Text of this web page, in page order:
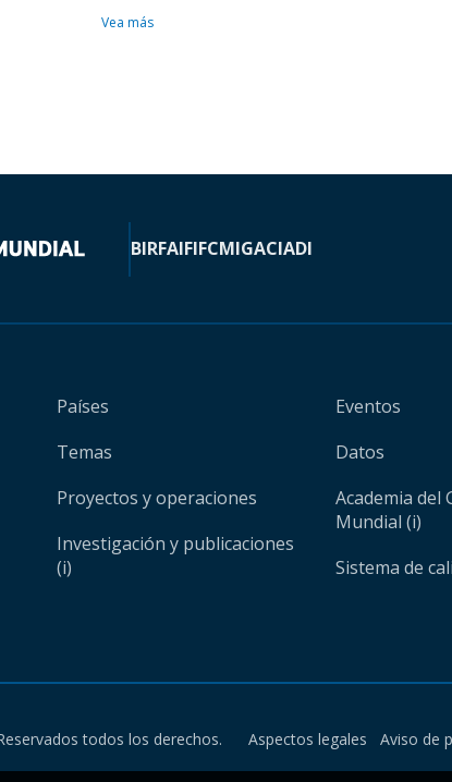
Vea más
BIRFAIFIFCMIGACIADI
Países
Temas
Proyectos y operaciones
Investigación y publicaciones
(i)
Eventos
Datos
Academia del
Mundial (i)
Sistema de
todos los derechos. Aspectos legales Aviso de